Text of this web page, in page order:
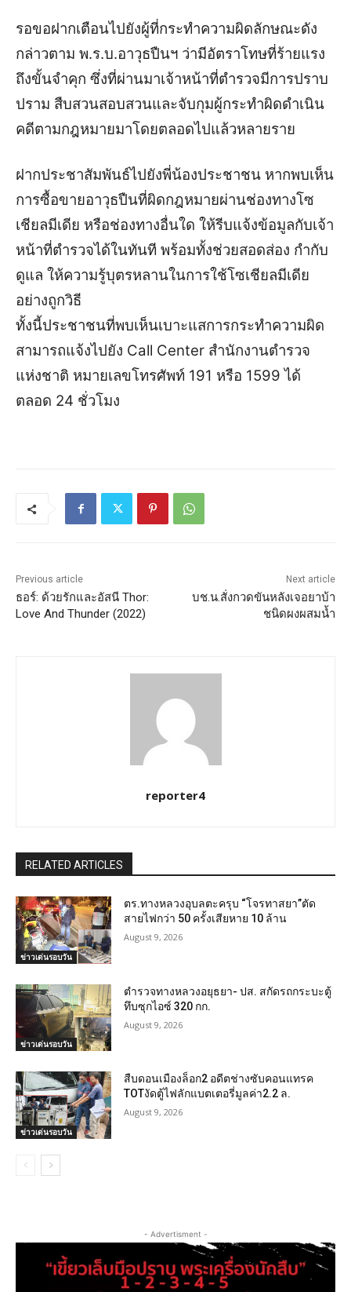
รอขอฝากเตือนไปยังผู้ที่กระทำความผิดลักษณะดัง
กล่าวตาม พ.ร.บ.อาวุธปืนฯ ว่ามีอัตราโทษที่ร้ายแรง
ถึงขั้นจำคุก ซึ่งที่ผ่านมาเจ้าหน้าที่ตำรวจมีการปราบ
ปราม สืบสวนสอบสวนและจับกุมผู้กระทำผิดดำเนิน
คดีตามกฎหมายมาโดยตลอดไปแล้วหลายราย
ฝากประชาสัมพันธ์ไปยังพี่น้องประชาชน หากพบเห็น
การซื้อขายอาวุธปืนที่ผิดกฎหมายผ่านช่องทางโซ
เชียลมีเดีย หรือช่องทางอื่นใด ให้รีบแจ้งข้อมูลกับเจ้า
หน้าที่ตำรวจได้ในทันที พร้อมทั้งช่วยสอดส่อง กำกับ
ดูแล ให้ความรู้บุตรหลานในการใช้โซเชียลมีเดีย
อย่างถูกวิธี
ทั้งนี้ประชาชนที่พบเห็นเบาะแสการกระทำความผิด
สามารถแจ้งไปยัง Call Center สำนักงานตำรวจ
แห่งชาติ หมายเลขโทรศัพท์ 191 หรือ 1599 ได้
ตลอด 24 ชั่วโมง
Previous article
ธอร์: ด้วยรักและอัสนี Thor:
Love And Thunder (2022)
Next article
บช.น.สั่งกวดขันหลังเจอยาบ้า
ชนิดผงผสมน้ำ
reporter4
RELATED ARTICLES
ข่าวเด่นรอบวัน
ตร.ทางหลวงอุบลตะครุบ “โจรทาสยา”ตัด
สายไฟกว่า 50 ครั้งเสียหาย 10 ล้าน
August 9, 2026
ข่าวเด่นรอบวัน
ตำรวจทางหลวงอยุธยา- ปส. สกัดรถกระบะตู้
ทึบซุกไอซ์ 320 กก.
August 9, 2026
ข่าวเด่นรอบวัน
สืบดอนเมืองล็อก2 อดีตช่างซับคอนแทรค
TOTงัดตู้ไฟลักแบตเตอรี่มูลค่า2.2 ล.
August 9, 2026
- Advertisment -